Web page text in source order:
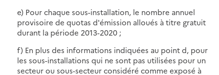
e) Pour chaque sous-installation, le nombre annuel
provisoire de quotas d'émission alloués à titre gratuit
durant la période 2013-2020 ;
f) En plus des informations indiquées au point d, pour
les sous-installations qui ne sont pas utilisées pour un
secteur ou sous-secteur considéré comme exposé à